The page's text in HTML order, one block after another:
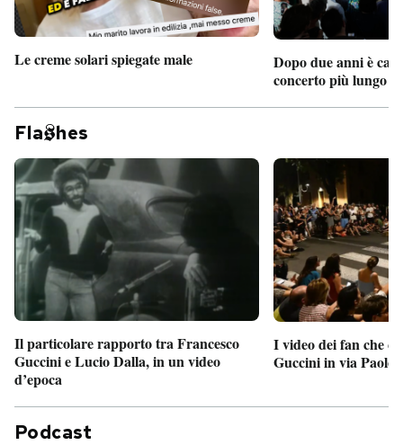
Le creme solari spiegate male
Dopo due anni è
concerto più lungo
Fla hes
Il particolare rapporto tra Francesco
Guccini e Lucio Dalla, in un video
d’epoca
I video dei fan che
Guccini in via Paolo
Podcast